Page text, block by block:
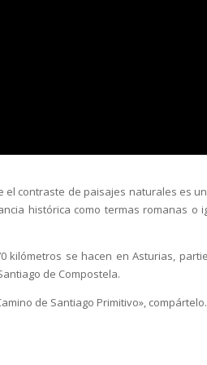
contraste de paisajes naturales es
histórica como termas romanas o
kilómetros se hacen en Asturias,
de Compostela.
de Santiago Primitivo», compártelo.